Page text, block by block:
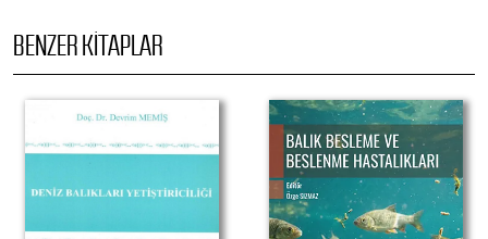
BENZER KITAPLAR